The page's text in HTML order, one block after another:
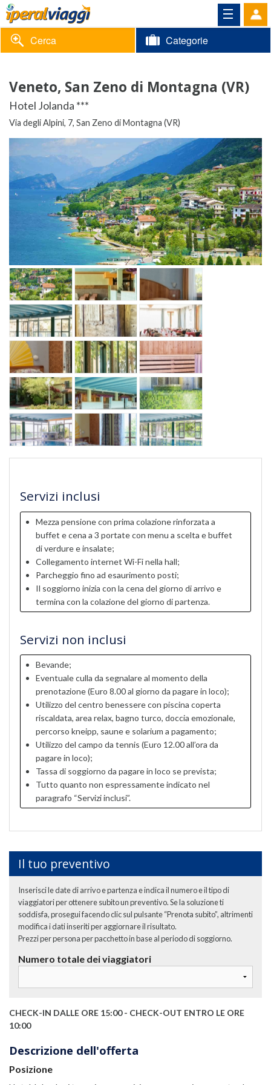
Volantino
Area
riservata
Informazioni
Contatti
Cerca Categorie
Veneto, San Zeno di Montagna (VR)
Hotel Jolanda ***
Via degli Alpini, 7, San Zeno di Montagna (VR)
Servizi inclusi
Mezza pensione con prima colazione rinforzata a
buffet e cena a 3 portate con menu a scelta e buffet
di verdure e insalate;
Collegamento internet Wi-Fi nella hall;
Parcheggio fino ad esaurimento posti;
Il soggiorno inizia con la cena del giorno di arrivo e
termina con la colazione del giorno di partenza.
Servizi non inclusi
Bevande;
Eventuale culla da segnalare al momento della
prenotazione (Euro 8.00 al giorno da pagare in loco);
Utilizzo del centro benessere con piscina coperta
riscaldata, area relax, bagno turco, doccia emozionale,
percorso kneipp, saune e solarium a pagamento;
Utilizzo del campo da tennis (Euro 12.00 all’ora da
pagare in loco);
Tassa di soggiorno da pagare in loco se prevista;
Tutto quanto non espressamente indicato nel
paragrafo “Servizi inclusi”.
Il tuo preventivo
Inserisci le date di arrivo e partenza e indica il numero e il tipo di
viaggiatori per ottenere subito un preventivo. Se la soluzione ti
soddisfa, prosegui facendo clic sul pulsante “Prenota subito”, altrimenti
modifica i dati inseriti per aggiornare il risultato.
Prezzi per persona per pacchetto in base al periodo di soggiorno.
Numero totale dei viaggiatori
CHECK-IN DALLE ORE 15:00 - CHECK-OUT ENTRO LE ORE
10:00
Descrizione dell'offerta
Posizione